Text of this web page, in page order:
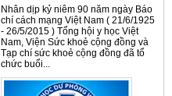
Nhân dịp kỷ niêm 90 năm ngày Báo
chí cách mạng Việt Nam ( 21/6/1925
- 26/5/2015 ) Tổng hội y học Việt
Nam, Viện Sức khoẻ cộng đồng và
Tạp chí sức khoẻ cộng đồng đã tổ
chức buổi...